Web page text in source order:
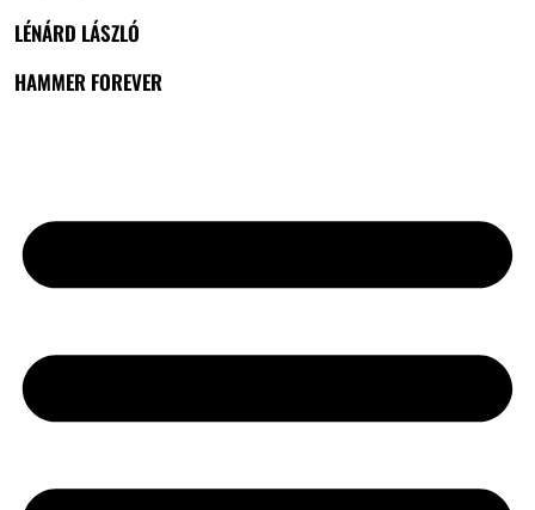
LÉNÁRD LÁSZLÓ
HAMMER FOREVER